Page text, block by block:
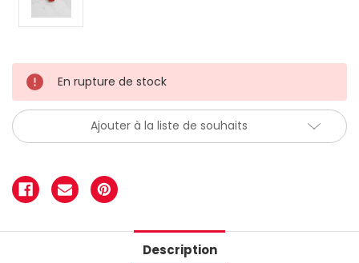
En rupture de stock
Ajouter à la liste de souhaits
Description